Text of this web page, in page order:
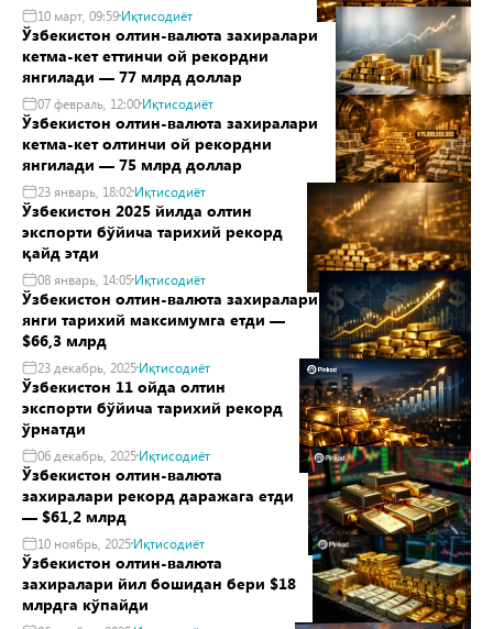
10 март, 09:59Иқтисодиёт
Ўзбекистон олтин-валюта захиралари
кетма-кет еттинчи ой рекордни
янгилади — 77 млрд доллар
07 февраль, 12:00Иқтисодиёт
Ўзбекистон олтин-валюта захиралари
кетма-кет олтинчи ой рекордни
янгилади — 75 млрд доллар
23 январь, 18:02Иқтисодиёт
Ўзбекистон 2025 йилда олтин
экспорти бўйича тарихий рекорд
қайд этди
08 январь, 14:05Иқтисодиёт
Ўзбекистон олтин-валюта захиралари
янги тарихий максимумга етди —
$66,3 млрд
23 декабрь, 2025Иқтисодиёт
Ўзбекистон 11 ойда олтин
экспорти бўйича тарихий рекорд
ўрнатди
06 декабрь, 2025Иқтисодиёт
Ўзбекистон олтин-валюта
захиралари рекорд даражага етди
— $61,2 млрд
10 ноябрь, 2025Иқтисодиёт
Ўзбекистон олтин-валюта
захиралари йил бошидан бери $18
млрдга кўпайди